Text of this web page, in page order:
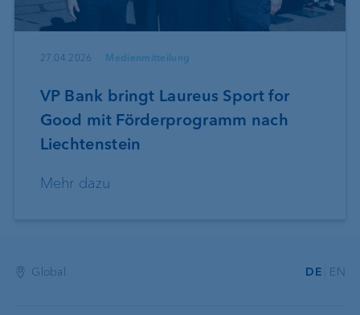
27.04.2026 Medienmitteilung
VP Bank bringt Laureus Sport for
Good mit Förderprogramm nach
Liechtenstein
Mehr dazu
Global DE EN